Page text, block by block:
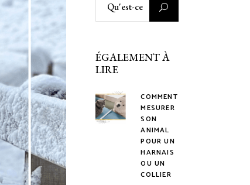
ÉGALEMENT À
LIRE
COMMENT
MESURER
SON
ANIMAL
POUR UN
HARNAIS
OU UN
COLLIER